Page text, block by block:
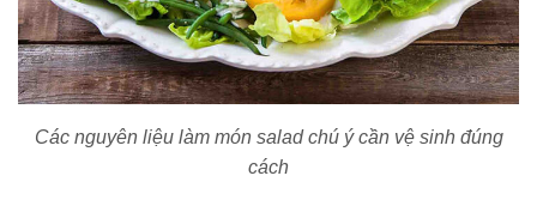
Các nguyên liệu làm món salad chú ý cần vệ sinh đúng
cách